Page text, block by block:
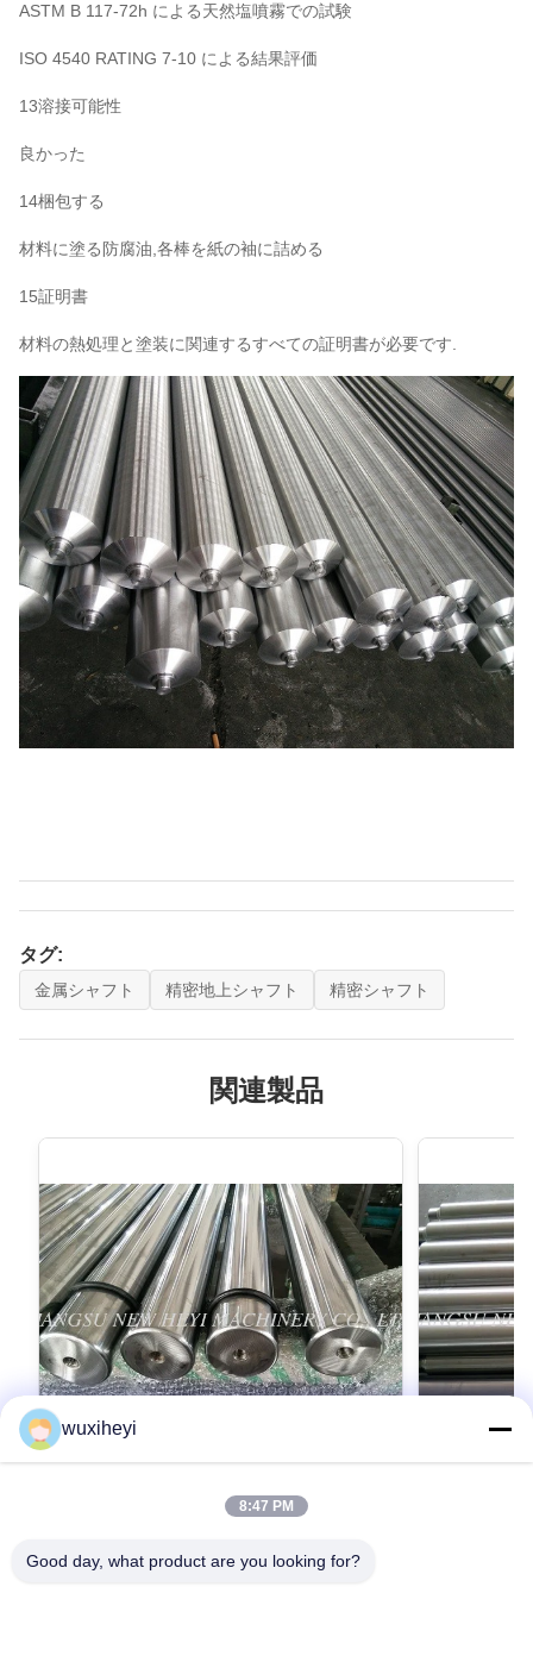
ASTM B 117-72h による天然塩噴霧での試験
ISO 4540 RATING 7-10 による結果評価
13溶接可能性
良かった
14梱包する
材料に塗る防腐油,各棒を紙の袖に詰める
15証明書
材料の熱処理と塗装に関連するすべての証明書が必要です.
タグ:
金属シャフト 精密地上シャフト 精密シャフト
関連製品
CK45 を堅くしました
wuxiheyi
8:47 PM
Good day, what product are you looking for?